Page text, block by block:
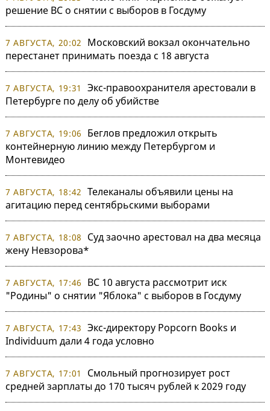
решение ВС о снятии с выборов в Госдуму
7 АВГУСТА, 20:02
Московский вокзал окончательно
перестанет принимать поезда с 18 августа
7 АВГУСТА, 19:31
Экс-правоохранителя арестовали в
Петербурге по делу об убийстве
7 АВГУСТА, 19:06
Беглов предложил открыть
контейнерную линию между Петербургом и
Монтевидео
7 АВГУСТА, 18:42 Телеканалы объявили цены на
агитацию перед сентябрьскими выборами
7 АВГУСТА, 18:08
Суд заочно арестовал на два месяца
жену Невзорова*
7 АВГУСТА, 17:46
ВС 10 августа рассмотрит иск
"Родины" о снятии "Яблока" с выборов в Госдуму
7 АВГУСТА, 17:43 Экс-директору Popcorn Books и
Individuum дали 4 года условно
7 АВГУСТА, 17:01
Смольный прогнозирует рост
средней зарплаты до 170 тысяч рублей к 2029 году